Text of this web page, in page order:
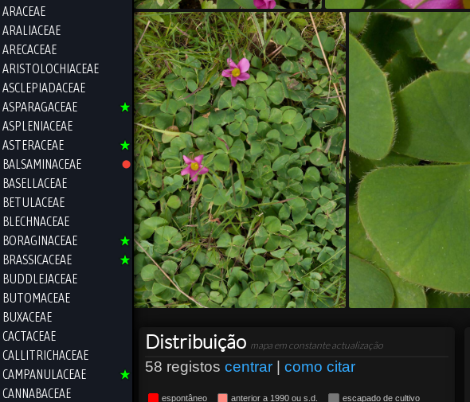
ARACEAE
ARALIACEAE
ARECACEAE
ARISTOLOCHIACEAE
ASCLEPIADACEAE
ASPARAGACEAE
ASPLENIACEAE
ASTERACEAE
BALSAMINACEAE
BASELLACEAE
BETULACEAE
BLECHNACEAE
BORAGINACEAE
BRASSICACEAE
BUDDLEJACEAE
BUTOMACEAE
BUXACEAE
CACTACEAE
CALLITRICHACEAE
CAMPANULACEAE
CANNABACEAE
Distribuição mapa em constante actualização
58 registos centrar | como citar
espontâneo anterior a 1990 ou s.d. escapado de cultivo